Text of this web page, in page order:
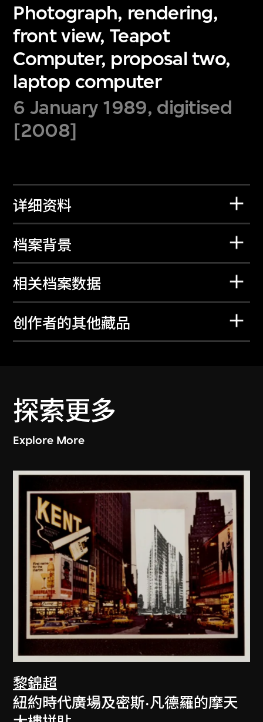
Photograph, rendering,
front view, Teapot
Computer, proposal two,
laptop computer
6 January 1989, digitised
[2008]
详细资料
档案背景
相关档案数据
创作者的其他藏品
探索更多
Explore More
黎錦超
紐約時代廣場及密斯·凡德羅的摩天